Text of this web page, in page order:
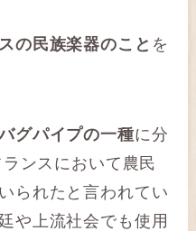
の民族楽器のこと を
グパイプの一種に分
ンスにおいて農民
られたと言われてい
や上流社会でも使用